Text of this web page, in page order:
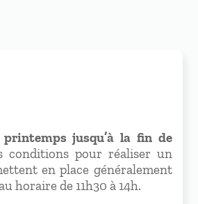
jusqu’à la fin de
conditions pour réaliser un
en place généralement
horaire de 11h30 à 14h.